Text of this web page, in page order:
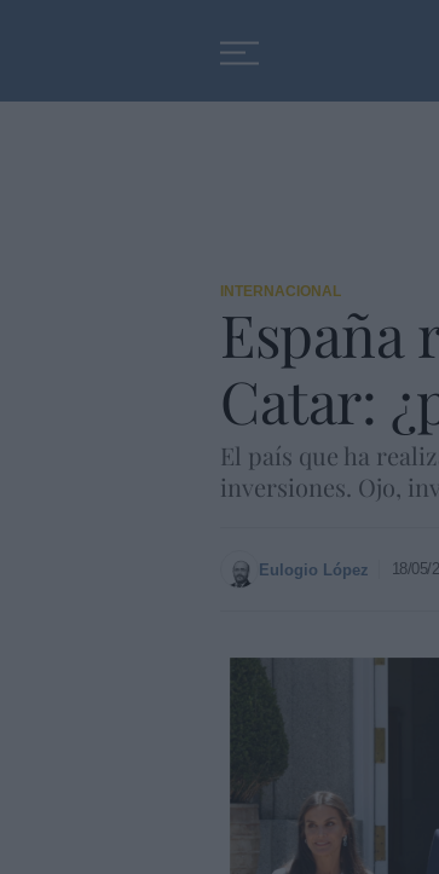
INTERNACIONAL
España
Catar:
El país que ha
inversiones. Ojo,
Eulogio López 18/05/